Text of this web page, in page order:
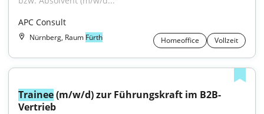
APC Consult
Nürnberg, Raum Fürth Homeoffice Vollzeit
Trainee (m/w/d) zur Führungskraft im B2B-
Vertrieb